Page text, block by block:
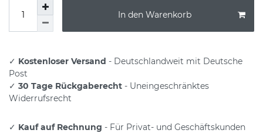
In den Warenkorb
✓ Kostenloser Versand - Deutschlandweit mit Deutsche
Post
✓ 30 Tage Rückgaberecht - Uneingeschränktes
Widerrufsrecht
✓ Kauf auf Rechnung - Für Privat- und Geschäftskunden